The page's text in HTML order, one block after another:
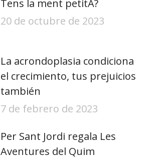
Tens la ment petitA?
20 de octubre de 2023
La acrondoplasia condiciona
el crecimiento, tus prejuicios
también
7 de febrero de 2023
Per Sant Jordi regala Les
Aventures del Quim